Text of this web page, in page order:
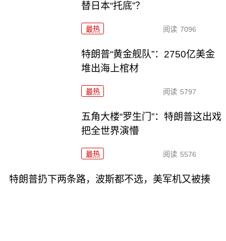
替日本“托底”？
最热 阅读 7096
特朗普“黄金舰队”：2750亿美金
堆出海上棺材
最热 阅读 5797
五角大楼“罗生门”：特朗普这出戏
把全世界演懵
最热 阅读 5576
特朗普扔下两条路，波斯都不选，美军机又被揍